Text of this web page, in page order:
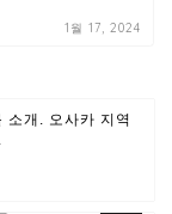
1월 17, 2024
소개. 오사카 지역